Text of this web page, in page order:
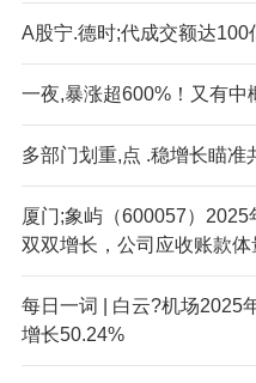
A股宁.德时;代成交额达100
一夜,暴涨超600%！又有中
多部门划重,点 .稳增长瞄准
厦门;象屿（600057）
双双增长，公司应收账款体
每日一词 | 白云?机场2025
增长50.24%